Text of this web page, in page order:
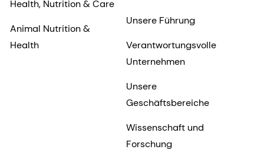
Health, Nutrition & Care
Animal Nutrition &
Health
Unsere Führung
Verantwortungsvolle
Unternehmen
Unsere
Geschäftsbereiche
Wissenschaft und
Forschung